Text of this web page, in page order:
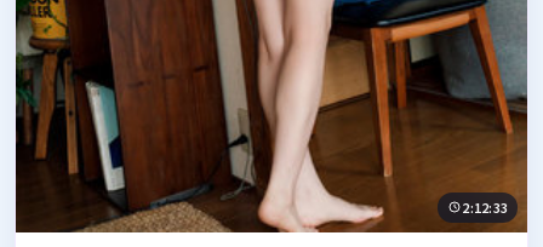
2:12:33